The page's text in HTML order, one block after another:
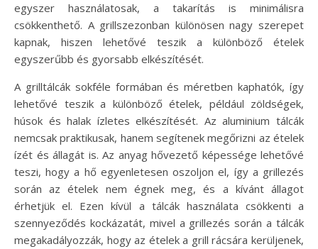
egyszer használatosak, a takarítás is minimálisra
csökkenthető. A grillszezonban különösen nagy szerepet
kapnak, hiszen lehetővé teszik a különböző ételek
egyszerűbb és gyorsabb elkészítését.
A grilltálcák sokféle formában és méretben kaphatók, így
lehetővé teszik a különböző ételek, például zöldségek,
húsok és halak ízletes elkészítését. Az aluminium tálcák
nemcsak praktikusak, hanem segítenek megőrizni az ételek
ízét és állagát is. Az anyag hővezető képessége lehetővé
teszi, hogy a hő egyenletesen oszoljon el, így a grillezés
során az ételek nem égnek meg, és a kívánt állagot
érhetjük el. Ezen kívül a tálcák használata csökkenti a
szennyeződés kockázatát, mivel a grillezés során a tálcák
megakadályozzák, hogy az ételek a grill rácsára kerüljenek,